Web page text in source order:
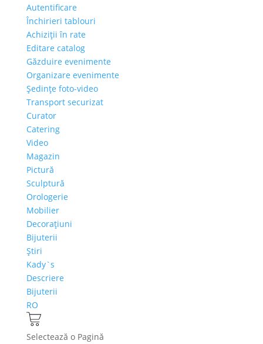
Autentificare
Închirieri tablouri
Achiziţii în rate
Editare catalog
Găzduire evenimente
Organizare evenimente
Şedinţe foto-video
Transport securizat
Curator
Catering
Video
Magazin
Pictură
Sculptură
Orologerie
Mobilier
Decoraţiuni
Bijuterii
Ştiri
Kady`s
Descriere
Bijuterii
RO
Selectează o Pagină